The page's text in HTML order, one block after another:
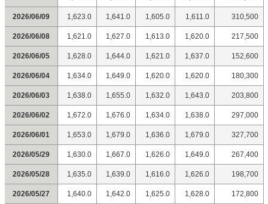
2026/06/09 1,623.0 1,641.0 1,605.0 1,611.0 310,500
2026/06/08 1,621.0 1,627.0 1,613.0 1,620.0 217,500
2026/06/05 1,628.0 1,644.0 1,621.0 1,637.0 152,600
2026/06/04 1,634.0 1,649.0 1,620.0 1,620.0 180,300
2026/06/03 1,638.0 1,655.0 1,632.0 1,643.0 203,800
2026/06/02 1,672.0 1,676.0 1,634.0 1,638.0 297,000
2026/06/01 1,653.0 1,679.0 1,636.0 1,679.0 327,700
2026/05/29 1,630.0 1,667.0 1,626.0 1,649.0 267,400
2026/05/28 1,635.0 1,639.0 1,616.0 1,626.0 198,700
2026/05/27 1,640.0 1,642.0 1,625.0 1,628.0 172,800